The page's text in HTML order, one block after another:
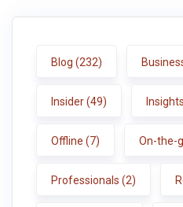
Blog (232)
Insider(49) Insights
Offline (7) On-the-
Professionals (2)